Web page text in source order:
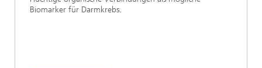
Biomarker für Darmkrebs.